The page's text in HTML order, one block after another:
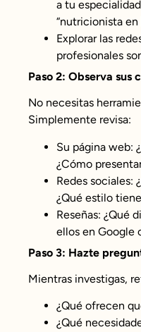
a tu
“nutricionista
Explorar las
profesionales
Paso 2: Observa sus
No necesitas
Simplemente revisa:
Su página web:
¿Cómo
Redes sociales:
¿Qué estilo
Reseñas: ¿Qué
ellos en Google
Paso 3: Hazte
Mientras investigas,
¿Qué ofrecen
¿Qué